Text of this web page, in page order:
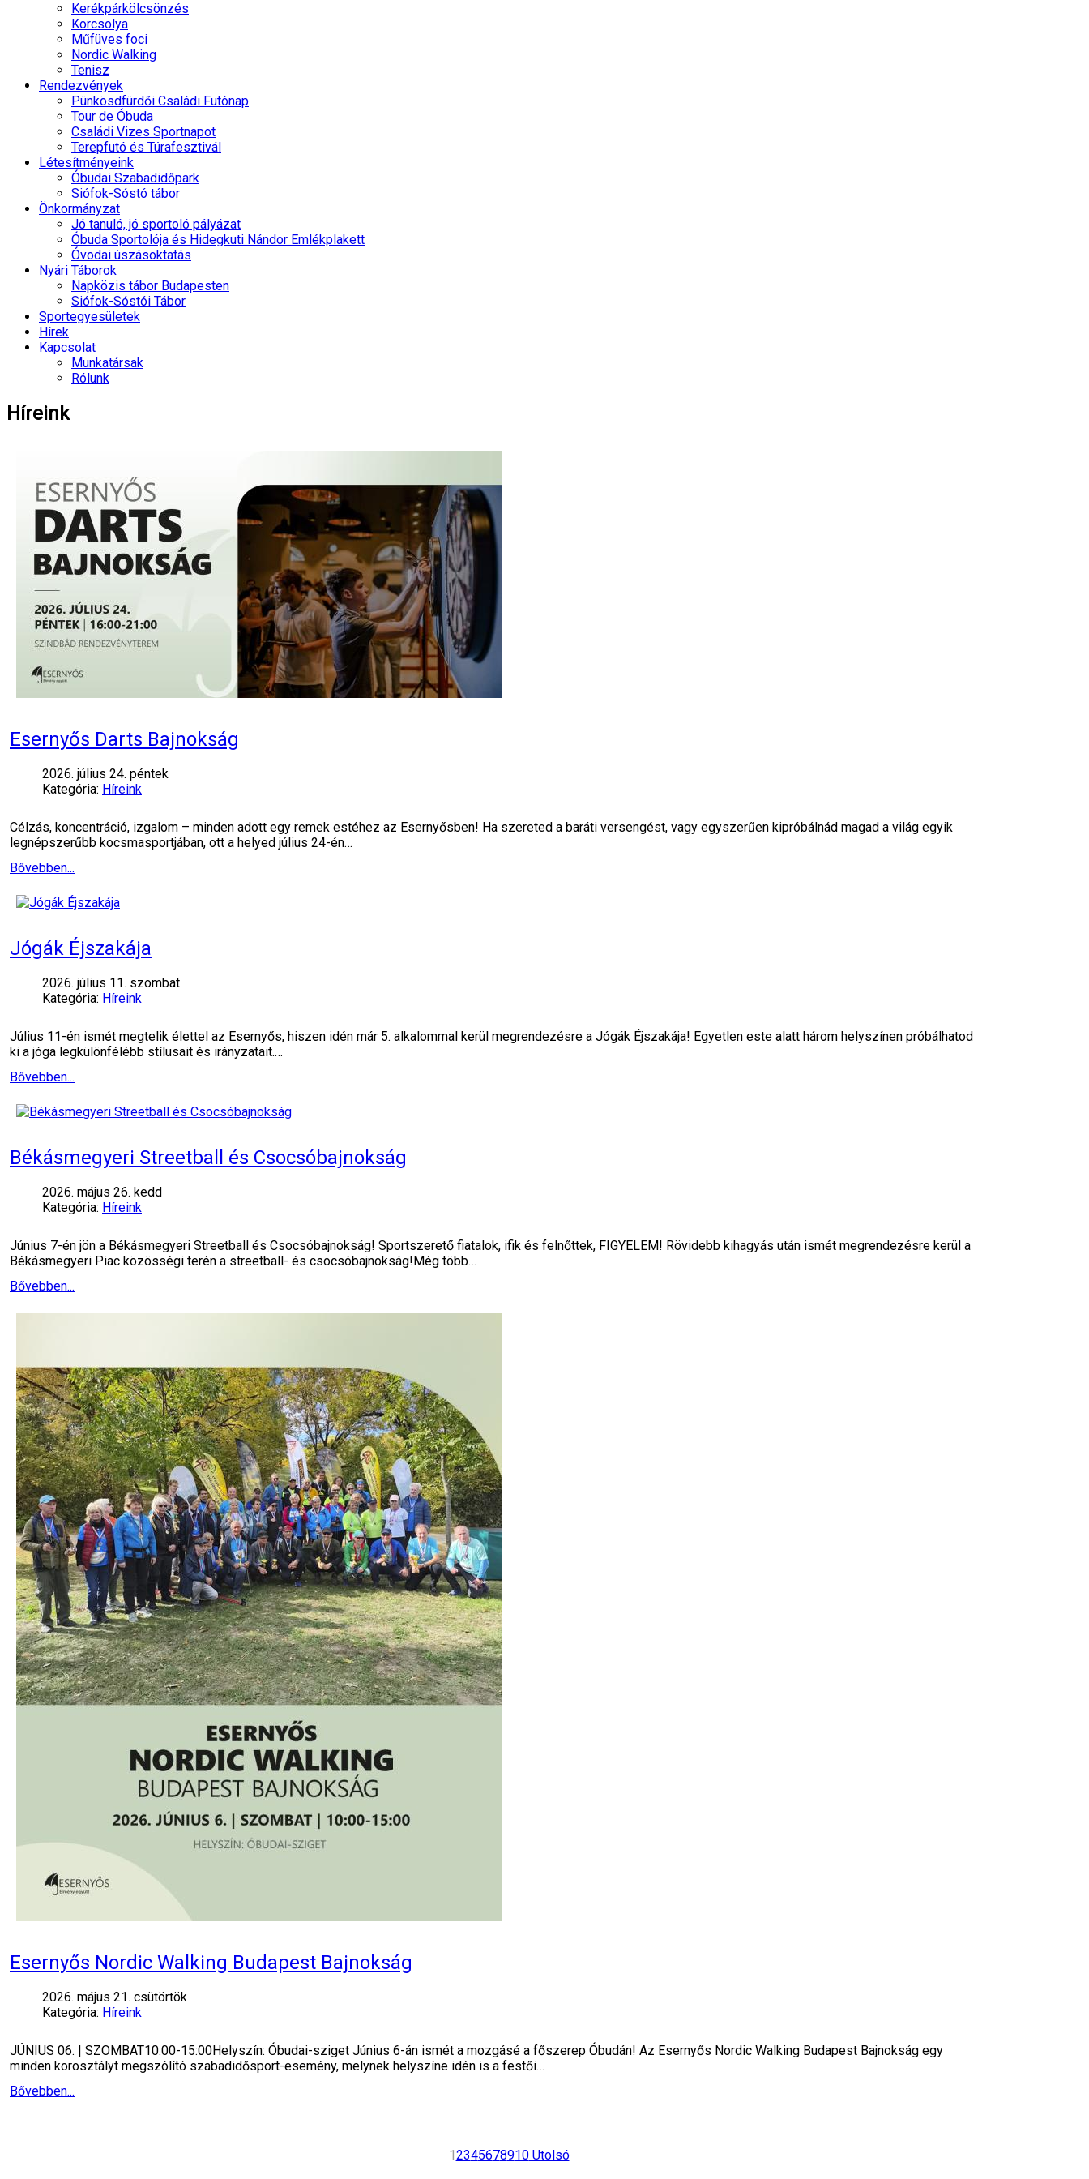
Kerékpárkölcsönzés
Korcsolya
Műfüves foci
Nordic Walking
Tenisz
Rendezvények
Pünkösdfürdői Családi Futónap
Tour de Óbuda
Családi Vizes Sportnapot
Terepfutó és Túrafesztivál
Létesítményeink
Óbudai Szabadidőpark
Siófok-Sóstó tábor
Önkormányzat
Jó tanuló, jó sportoló pályázat
Óbuda Sportolója és Hidegkuti Nándor Emlékplakett
Óvodai úszásoktatás
Nyári Táborok
Napközis tábor Budapesten
Siófok-Sóstói Tábor
Sportegyesületek
Hírek
Kapcsolat
Munkatársak
Rólunk
Híreink
Esernyős Darts Bajnokság
2026. július 24. péntek
Kategória: Híreink
Célzás, koncentráció, izgalom – minden adott egy remek estéhez az Esernyősben! Ha szereted a baráti versengést, vagy egyszerűen kipróbálnád magad a világ egyik
legnépszerűbb kocsmasportjában, ott a helyed július 24-én…
Bővebben...
Jógák Éjszakája
2026. július 11. szombat
Kategória: Híreink
Július 11-én ismét megtelik élettel az Esernyős, hiszen idén már 5. alkalommal kerül megrendezésre a Jógák Éjszakája! Egyetlen este alatt három helyszínen próbálhatod
ki a jóga legkülönfélébb stílusait és irányzatait.…
Bővebben...
Békásmegyeri Streetball és Csocsóbajnokság
2026. május 26. kedd
Kategória: Híreink
Június 7-én jön a Békásmegyeri Streetball és Csocsóbajnokság! Sportszerető fiatalok, ifik és felnőttek, FIGYELEM! Rövidebb kihagyás után ismét megrendezésre kerül a
Békásmegyeri Piac közösségi terén a streetball- és csocsóbajnokság!Még több…
Bővebben...
Esernyős Nordic Walking Budapest Bajnokság
2026. május 21. csütörtök
Kategória: Híreink
JÚNIUS 06. | SZOMBAT10:00-15:00Helyszín: Óbudai-sziget Június 6-án ismét a mozgásé a főszerep Óbudán! Az Esernyős Nordic Walking Budapest Bajnokság egy
minden korosztályt megszólító szabadidősport-esemény, melynek helyszíne idén is a festői…
Bővebben...
12345678910 Utolsó